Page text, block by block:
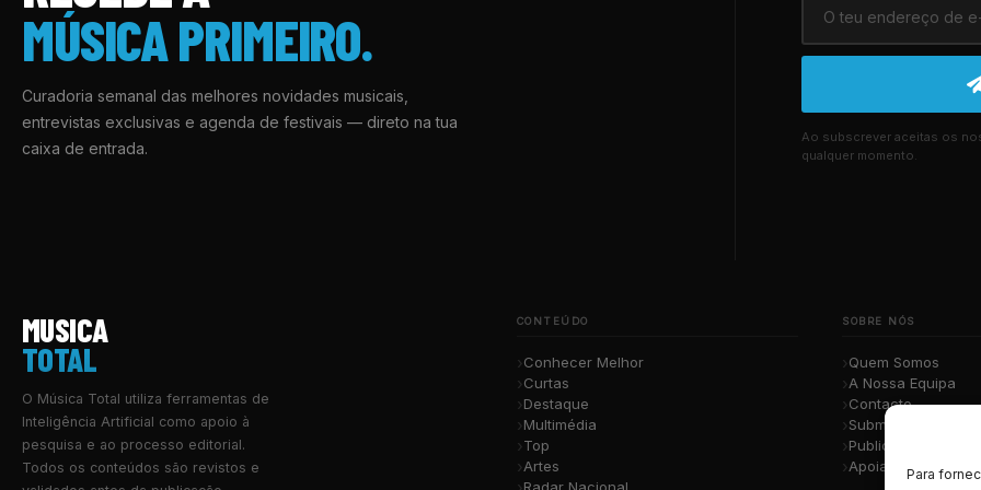
Para
MÚSICA PRIMEIRO.
Curadoria semanal das melhores novidades musicais,
entrevistas exclusivas e agenda de festivais — direto na tua
caixa de entrada.
Ao subscrever aceitas os
qualquer momento.
MUSICA
TOTAL
O Música Total utiliza ferramentas de
Inteligência Artificial como apoio à
pesquisa e ao processo editorial.
Todos os conteúdos são revistos e
CONTEÚDO
Conhecer Melhor
Curtas
Destaque
Multimédia
Top
Artes
SOBRE NÓS
Quem Somos
A Nossa Equipa
Contacto
Submete a Tua
Publicidade
Apoiar o Projeto